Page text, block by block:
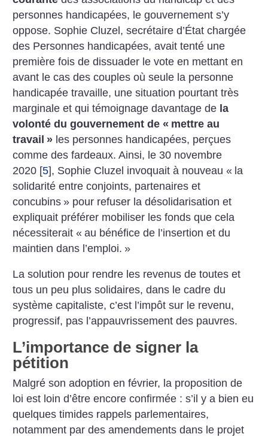
personnes handicapées, le gouvernement s’y
oppose. Sophie Cluzel, secrétaire d’État chargée
des Personnes handicapées, avait tenté une
première fois de dissuader le vote en mettant en
avant le cas des couples où seule la personne
handicapée travaille, une situation pourtant très
marginale et qui témoignage davantage de la
volonté du gouvernement de « mettre au
travail » les personnes handicapées, perçues
comme des fardeaux. Ainsi, le 30 novembre
2020 [5], Sophie Cluzel invoquait à nouveau « la
solidarité entre conjoints, partenaires et
concubins » pour refuser la désolidarisation et
expliquait préférer mobiliser les fonds que cela
nécessiterait « au bénéfice de l’insertion et du
maintien dans l’emploi. »
La solution pour rendre les revenus de toutes et
tous un peu plus solidaires, dans le cadre du
système capitaliste, c’est l’impôt sur le revenu,
progressif, pas l’appauvrissement des pauvres.
L’importance de signer la
pétition
Malgré son adoption en février, la proposition de
loi est loin d’être encore confirmée : s’il y a bien eu
quelques timides rappels parlementaires,
notamment par des amendements dans le projet